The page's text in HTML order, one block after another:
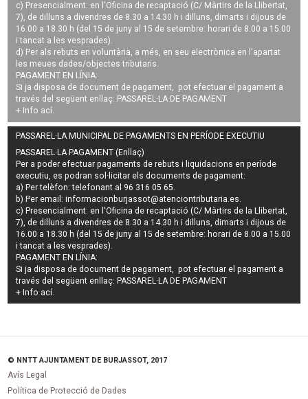
c) Presencialment: en l'Oficina de recaptació (C/ Màrtirs de la Llibertat,
7), de dilluns a divendres de 8.30 a 14.30 h i dilluns, dimarts i dijous de
16.00 a 18.30 h (del 15 de juny al 15 de setembre: horari de 8.00 a 15.00
i tancat a les vesprades).
d) Per als rebuts en voluntària, a més, en seu electrònica en l'apartat
les meues dades/objectes tributaris.
PAGAMENT EN LÍNIA:
Si ja disposa de document de pagament, pot efectuar el pagament a
través del següent enllaç: PASSAREL·LA DE PAGAMENT
+ Info ací.
PASSAREL·LA MUNICIPAL DE PAGAMENTS EN PERÍODE EXECUTIU
PASSAREL·LA PAGAMENT (Enllaç)
Per a poder efectuar pagaments derebuts i liquidacions en període
executiu, es podran sol·licitar els documents de pagament:
a) Per telèfon: telefonant al 96 316 05 65.
b) Per email:informacionburjassot@atenciontributaria.es.
c) Presencialment: en l'Oficina de recaptació (C/ Màrtirs de la Llibertat,
7), de dilluns a divendres de 8.30 a 14.30 h i dilluns, dimarts i dijous de
16.00 a 18.30 h (del 15 de juny al 15 de setembre: horari de 8.00 a 15.00
i tancat a les vesprades).
PAGAMENT EN LÍNIA:
Si ja disposa de document de pagament, pot efectuar el pagament a
través del següent enllaç:PASSAREL·LA DE PAGAMENT
+ Info ací.
© NNTT AJUNTAMENT DE BURJASSOT, 2017
Avís Legal
Política de Protecció de Dades